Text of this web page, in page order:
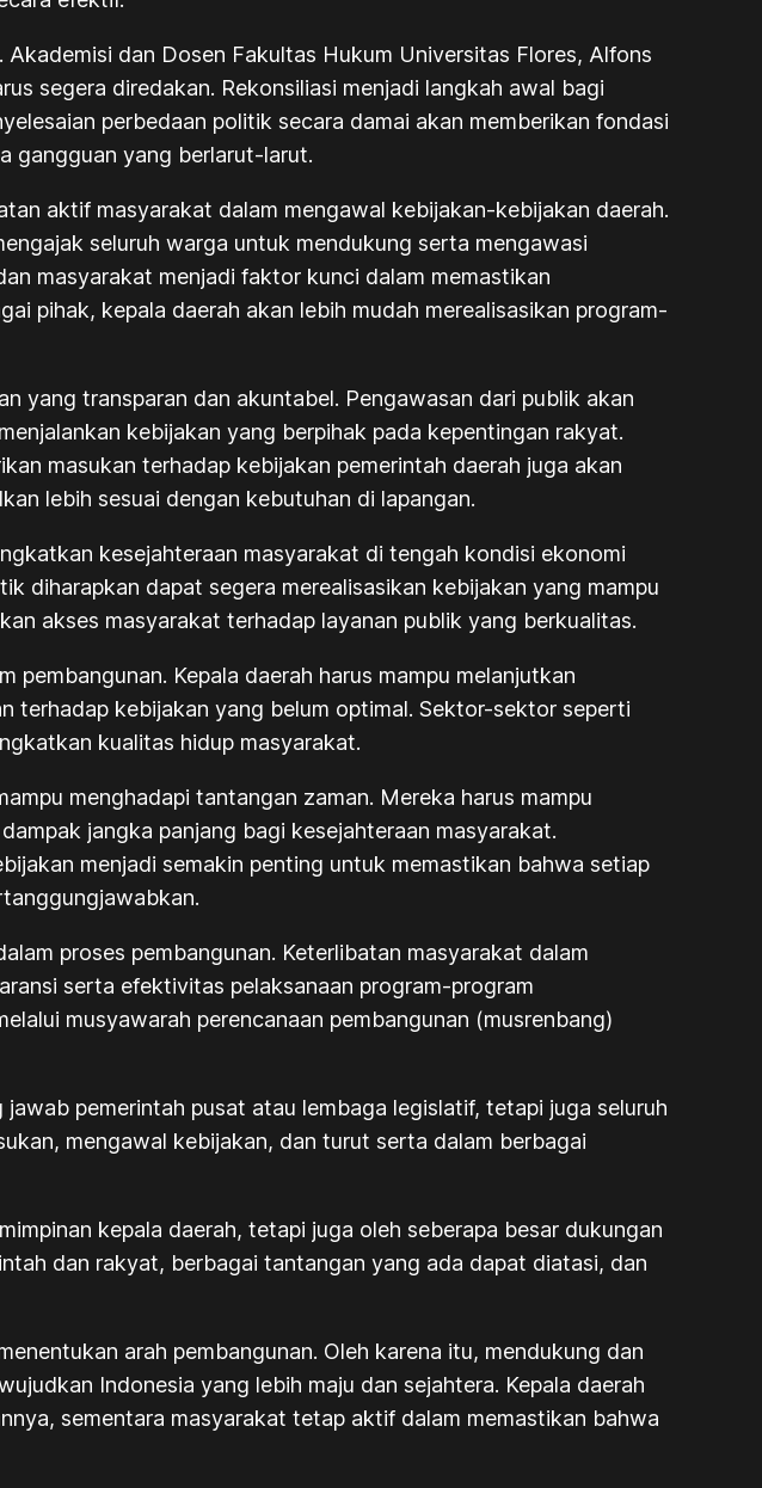
dan Dosen Fakultas Hukum Universitas Flores, Alfons
segera diredakan. Rekonsiliasi menjadi langkah awal bagi
perbedaan politik secara damai akan memberikan fondasi
gangguan yang berlarut-larut.
aktif masyarakat dalam mengawal kebijakan-kebijakan daerah.
seluruh warga untuk mendukung serta mengawasi
masyarakat menjadi faktor kunci dalam memastikan
pihak, kepala daerah akan lebih mudah merealisasikan program-
yang transparan dan akuntabel. Pengawasan dari publik akan
kebijakan yang berpihak pada kepentingan rakyat.
masukan terhadap kebijakan pemerintah daerah juga akan
lebih sesuai dengan kebutuhan di lapangan.
kesejahteraan masyarakat di tengah kondisi ekonomi
diharapkan dapat segera merealisasikan kebijakan yang mampu
akses masyarakat terhadap layanan publik yang berkualitas.
pembangunan. Kepala daerah harus mampu melanjutkan
terhadap kebijakan yang belum optimal. Sektor-sektor seperti
kualitas hidup masyarakat.
menghadapi tantangan zaman. Mereka harus mampu
jangka panjang bagi kesejahteraan masyarakat.
menjadi semakin penting untuk memastikan bahwa setiap
proses pembangunan. Keterlibatan masyarakat dalam
serta efektivitas pelaksanaan program-program
musyawarah perencanaan pembangunan (musrenbang)
pemerintah pusat atau lembaga legislatif, tetapi juga seluruh
mengawal kebijakan, dan turut serta dalam berbagai
kepala daerah, tetapi juga oleh seberapa besar dukungan
dan rakyat, berbagai tantangan yang ada dapat diatasi, dan
arah pembangunan. Oleh karena itu, mendukung dan
Indonesia yang lebih maju dan sejahtera. Kepala daerah
sementara masyarakat tetap aktif dalam memastikan bahwa